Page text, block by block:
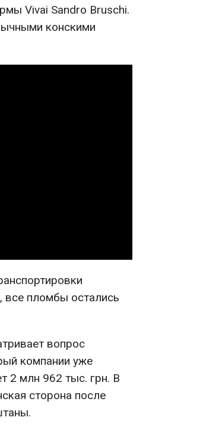
Vivai Sandro Bruschi.
конскими
все пломбы остались
вопрос
компании уже
2 млн 962 тыс. грн. В
сторона после